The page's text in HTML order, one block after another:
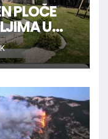
PLOČE
U